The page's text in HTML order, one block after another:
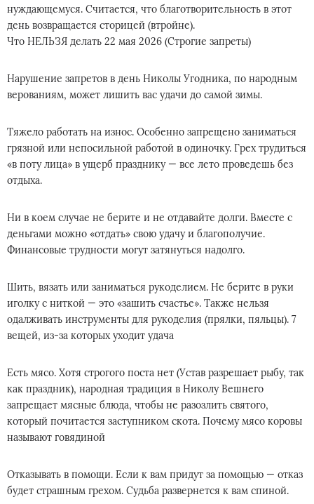
нуждающемуся. Считается, что благотворительность в этот
день возвращается сторицей (втройне).
Что НЕЛЬЗЯ делать 22 мая 2026 (Строгие запреты)
Нарушение запретов в день Николы Угодника, по народным
верованиям, может лишить вас удачи до самой зимы.
Тяжело работать на износ. Особенно запрещено заниматься
грязной или непосильной работой в одиночку. Грех трудиться
«в поту лица» в ущерб празднику — все лето проведешь без
отдыха.
Ни в коем случае не берите и не отдавайте долги. Вместе с
деньгами можно «отдать» свою удачу и благополучие.
Финансовые трудности могут затянуться надолго.
Шить, вязать или заниматься рукоделием. Не берите в руки
иголку с ниткой — это «зашить счастье». Также нельзя
одалживать инструменты для рукоделия (прялки, пяльцы). 7
вещей, из-за которых уходит удача
Есть мясо. Хотя строгого поста нет (Устав разрешает рыбу, так
как праздник), народная традиция в Николу Вешнего
запрещает мясные блюда, чтобы не разозлить святого,
который почитается заступником скота. Почему мясо коровы
называют говядиной
Отказывать в помощи. Если к вам придут за помощью — отказ
будет страшным грехом. Судьба развернется к вам спиной.